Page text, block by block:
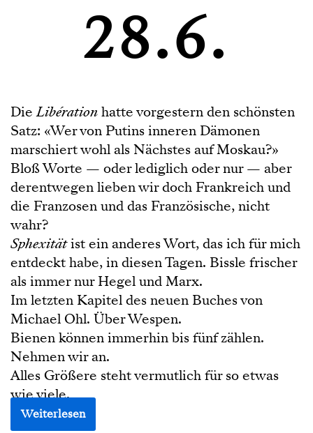
28.6.
DieLibérationhatte vorgestern den schönsten
Satz: «Wer von Putins inneren Dämonen
marschiert wohl als Nächstes auf Moskau?»
Bloß Worte — oder lediglich oder nur — aber
derentwegen lieben wir doch Frankreich und
die Franzosen und das Französische, nicht
wahr?
Sphexitätist ein anderes Wort, das ich für mich
entdeckt habe, in diesen Tagen. Bissle frischer
als immer nur Hegel und Marx.
Im letzten Kapitel des neuen Buches von
Michael Ohl. Über Wespen.
Bienen können immerhin bis fünf zählen.
Nehmen wir an.
Alles Größere steht vermutlich für so etwas
wie viele.
Weiterlesen